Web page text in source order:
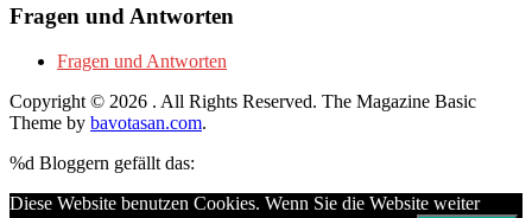
Fragen und Antworten
Fragen und Antworten
Copyright © 2026 . All Rights Reserved. The Magazine Basic
Theme by bavotasan.com.
%d Bloggern gefällt das:
Diese Website benutzen Cookies. Wenn Sie die Website weiter